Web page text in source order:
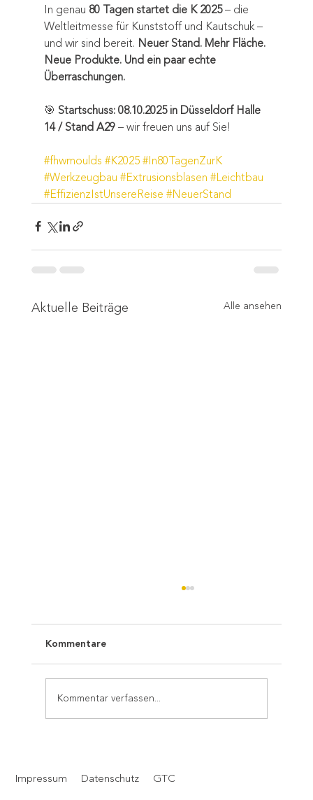
In genau 80 Tagen startet die K 2025 – die
Weltleitmesse für Kunststoff und Kautschuk –
und wir sind bereit. Neuer Stand. Mehr Fläche.
Neue Produkte. Und ein paar echte
Überraschungen.
🎯 Startschuss: 08.10.2025 in Düsseldorf Halle
14 / Stand A29 – wir freuen uns auf Sie!
#fhwmoulds #K2025#In80TagenZurK
#Werkzeugbau #Extrusionsblasen #Leichtbau
#EffizienzIstUnsereReise #NeuerStand
Aktuelle Beiträge Alle ansehen
bewusst innezuhalten – und Danke zu
Kommentare
Kommentar verfassen...
Impressum Datenschutz GTC